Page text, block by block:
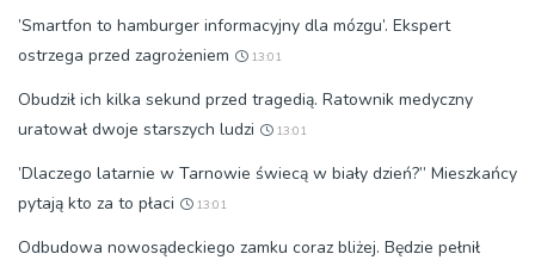
’Smartfon to hamburger informacyjny dla mózgu’. Ekspert
ostrzega przed zagrożeniem
13:01
Obudził ich kilka sekund przed tragedią. Ratownik medyczny
uratował dwoje starszych ludzi
13:01
’Dlaczego latarnie w Tarnowie świecą w biały dzień?” Mieszkańcy
pytają kto za to płaci
13:01
Odbudowa nowosądeckiego zamku coraz bliżej. Będzie pełnił